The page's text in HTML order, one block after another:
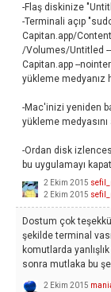
-Flaş diskinize
-Terminali açıp
Capitan.app/
/Volumes/Untitled
Capitan.app --
yükleme medyanız
-Mac'inizi yeniden
yükleme medyasını
-Ordan disk
bu uygulamayı
2 Ekim 2015
2 Ekim 2015
Dostum çok
şekilde terminal
komutlarda
sonra mutlaka bu
2 Ekim 2015